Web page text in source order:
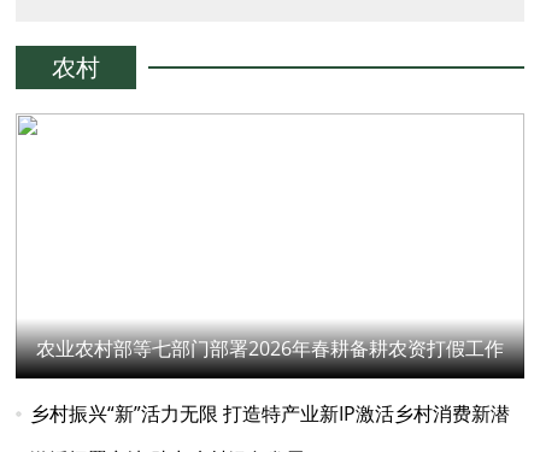
农村
农业农村部等七部门部署2026年春耕备耕农资打假工作
乡村振兴“新”活力无限 打造特产业新IP激活乡村消费新潜